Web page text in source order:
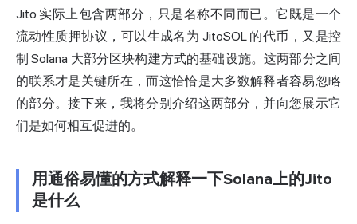
Jito 实际上包含两部分，只是名称不同而已。它既是一个
流动性质押协议，可以生成名为 JitoSOL 的代币，又是控
制 Solana 大部分区块构建方式的基础设施。这两部分之间
的联系才是关键所在，而这恰恰是大多数解释者容易忽略
的部分。接下来，我将分别介绍这两部分，并向您展示它
们是如何相互促进的。
用通俗易懂的方式解释一下Solana上的Jito
是什么